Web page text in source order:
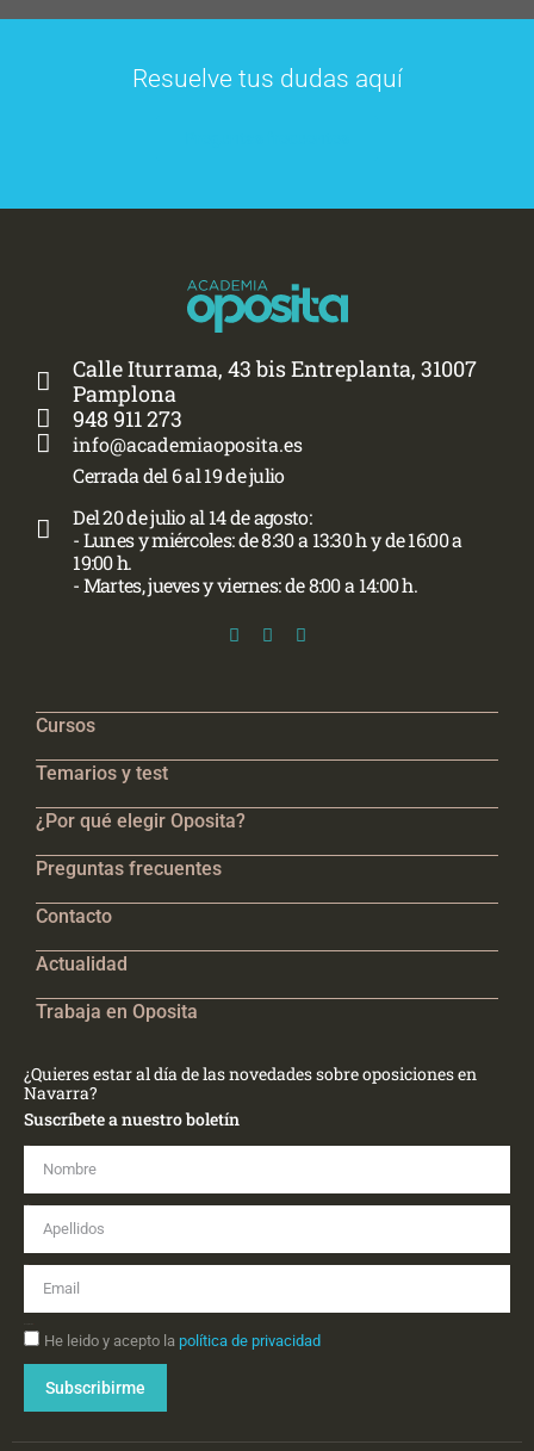
Resuelve tus dudas aquí
Calle Iturrama, 43 bis Entreplanta, 31007
Pamplona
948 911 273
info@academiaoposita.es
Cerrada del 6 al 19 de julio
Del 20 de julio al 14 de agosto:
- Lunes y miércoles: de 8:30 a 13:30 h y de 16:00 a
19:00 h.
- Martes, jueves y viernes: de 8:00 a 14:00 h.
Cursos
Temarios y test
¿Por qué elegir Oposita?
Preguntas frecuentes
Contacto
Actualidad
Trabaja en Oposita
¿Quieres estar al día de las novedades sobre oposiciones en
Navarra?
Suscríbete a nuestro boletín
He leido y acepto la política de privacidad
Subscribirme